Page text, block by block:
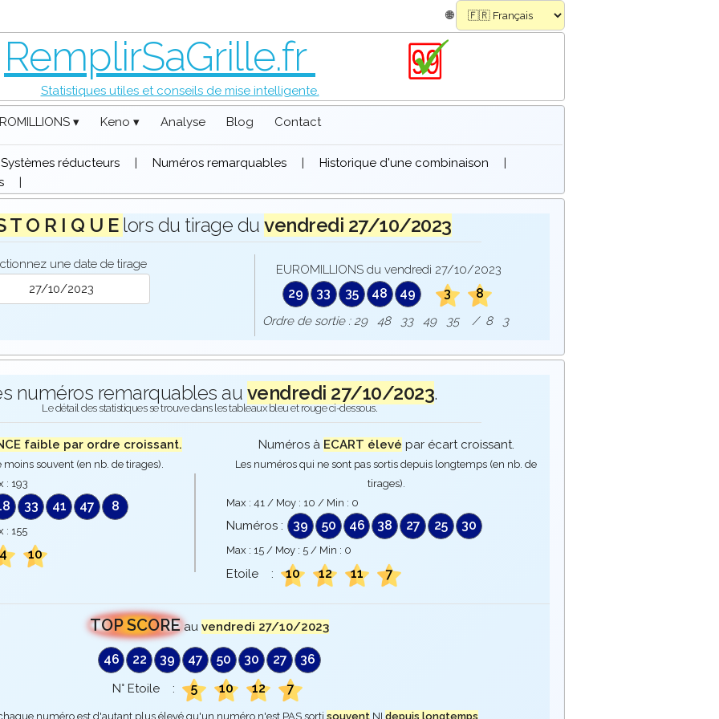
🌐
RemplirSaGrille.fr
Statistiques utiles et conseils de mise intelligente.
▾ Keno ▾ Analyse Blog Contact
Systèmes réducteurs | Numéros remarquables | Historique d'une combinaison
|
|
T O R I Q U E lors du tirage duvendredi 27/10/2023
une date de tirage EUROMILLIONS du vendredi 27/10/2023
29 33 35 48 49 3 8
Ordre de sortie : 29 48 33 49 35 / 8 3
numéros remarquables au vendredi 27/10/2023.
Le détail des statistiques se trouve dans les tableaux bleu et rouge ci-dessous.
faible par ordre croissant.
souvent (en nb. de tirages).
: 193
33 41 47 8
: 155
4 10
Numéros à ECART élevé par écart croissant.
Les numéros qui ne sont pas sortis depuis longtemps (en nb. de
tirages).
Max : 41 / Moy : 10 / Min : 0
Numéros : 39 50 46 38 27 25 30
Max : 15 / Moy : 5 / Min : 0
Etoile : 10 12 11 7
TOP SCORE au vendredi 27/10/2023
46 22 39 47 50 30 27 36
N° Etoile : 5 10 12 7
numéro est d'autant plus élevé qu'un numéro n'est PAS sorti souventNI depuis longtemps